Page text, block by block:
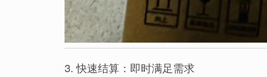
3. 快速结算：即时满足需求